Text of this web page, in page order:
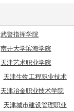
武警指挥学院
南开大学滨海学院
天津艺术职业学院
天津生物工程职业技术
学院
天津冶金职业技术学院
天津城市建设管理职业